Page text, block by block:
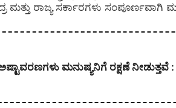
ಮತ್ತು ರಾಜ್ಯ ಸರ್ಕಾರಗಳು
ಮನುಷ್ಯನಿಗೆ ರಕ್ಷಣೆ